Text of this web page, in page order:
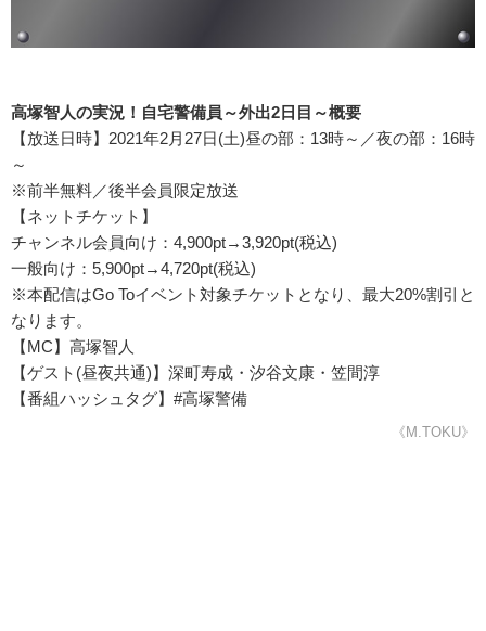
高塚智人の実況！自宅警備員～外出2日目～概要
【放送日時】2021年2月27日(土)昼の部：13時～／夜の部：16時
～
※前半無料／後半会員限定放送
【ネットチケット】
チャンネル会員向け：4,900pt→3,920pt(税込)
一般向け：5,900pt→4,720pt(税込)
※本配信はGo Toイベント対象チケットとなり、最大20%割引と
なります。
【MC】高塚智人
【ゲスト(昼夜共通)】深町寿成・汐谷文康・笠間淳
【番組ハッシュタグ】#高塚警備
《M.TOKU》